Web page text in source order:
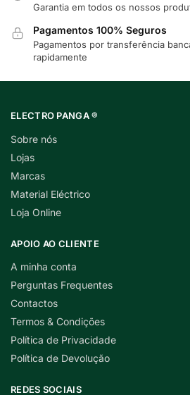
Garantia em todos os nossos
Pagamentos 100% Seguros
Pagamentos por transferência
rapidamente
ELECTRO PANGA ®
Sobre nós
Lojas
Marcas
Material Eléctrico
Loja Online
APOIO AO CLIENTE
A minha conta
Perguntas Frequentes
Contactos
Termos & Condições
Política de Privacidade
Política de Devolução
REDES SOCIAIS